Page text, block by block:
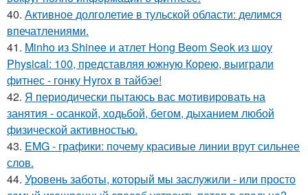
40. Активное долголетие в тульской области: делимся
впечатлениями.
41. Minho из Shinee и атлет Hong Beom Seok из шоу
Physical: 100, представляя южную Корею, выиграли
фитнес - гонку Hyrox в тайбэе!
42. Я периодически пытаюсь вас мотивировать на
занятия - осанкой, ходьбой, бегом, дыханием любой
физической активностью.
43. EMG - графики: почему красивые линии врут сильнее
слов.
44. Уровень заботы, который мы заслужили - или просто